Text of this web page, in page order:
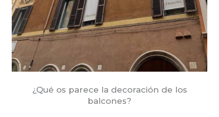
¿Qué os parece la decoración de los
balcones?